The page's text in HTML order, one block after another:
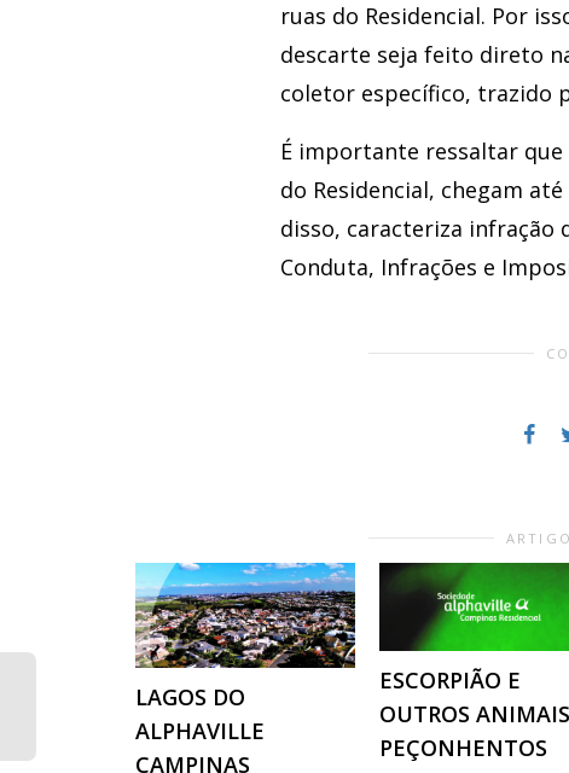
ruas do Residencial. Por
descarte seja feito direto
coletor específico, trazido
É importante ressaltar que
do Residencial, chegam
disso, caracteriza infração
Conduta, Infrações e
LAGOS DO
ALPHAVILLE
CAMPINAS
ESCORPIÃO E
OUTROS ANIMAIS
PEÇONHENTOS